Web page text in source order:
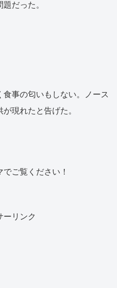
だった。
事の匂いもしない。ノース
現れたと告げた。
ご覧ください！
ーリンク